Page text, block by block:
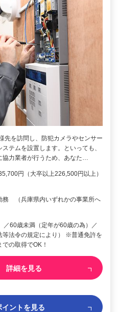
先を訪問し、防犯カメラやセンサー
テムを設置します。といっても、
力業者が行うため、あなた…
円（大卒以上226,500円以上）
務 （兵庫県内いずれかの事業所へ
／60歳未満（定年が60歳の為）／
法令の規定により） ※普通免許を
の取得でOK！
詳細を見る
ントを見る